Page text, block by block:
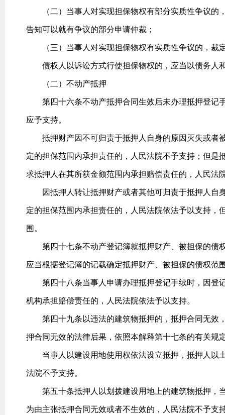
（二）当事人对实现担保物权有部分实质性争议的
告知可以就有争议的部分申请仲裁；
（三）当事人对实现担保物权有实质性争议的，裁
债权人以诉讼方式行使担保物权的，应当以债务人
（二）不动产抵押
第四十六条不动产抵押合同生效后未办理抵押登记
应予支持。
抵押财产因不可归责于抵押人自身的原因灭失或者
定的担保范围内承担责任的，人民法院不予支持；但
求抵押人在其所获金额范围内承担赔偿责任的，人民法
因抵押人转让抵押财产或者其他可归责于抵押人自
定的担保范围内承担责任的，人民法院依法予以支持
围。
第四十七条不动产登记簿就抵押财产、被担保的债
应当根据登记簿的记载确定抵押财产、被担保的债权范
第四十八条当事人申请办理抵押登记手续时，因登
机构承担赔偿责任的，人民法院依法予以支持。
第四十九条以违法的建筑物抵押的，抵押合同无效
押合同无效的法律后果，依照本解释第十七条的有关规
当事人以建设用地使用权依法设立抵押，抵押人以
法院不予支持。
第五十条抵押人以划拨建设用地上的建筑物抵押，
为由主张抵押合同无效或者不生效的，人民法院不予